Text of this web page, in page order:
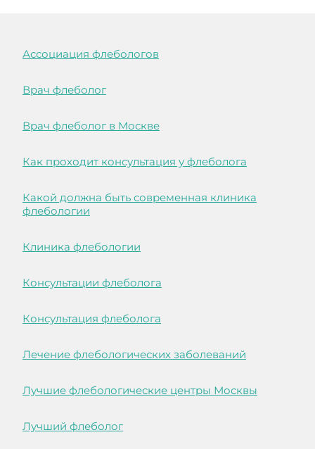
Ассоциация флебологов
Врач флеболог
Врач флеболог в Москве
Как проходит консультация у флеболога
Какой должна быть современная клиника
флебологии
Клиника флебологии
Консультации флеболога
Консультация флеболога
Лечение флебологических заболеваний
Лучшие флебологические центры Москвы
Лучший флеболог